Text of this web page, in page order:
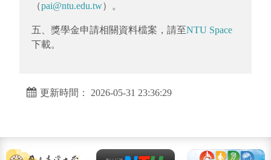
（pai@ntu.edu.tw）。
五、獎學金申請相關資料檔案，請至NTU Space
下載。
更新時間： 2026-05-31 23:36:29